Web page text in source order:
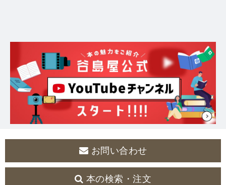
お問い合わせ
本の検索・注文